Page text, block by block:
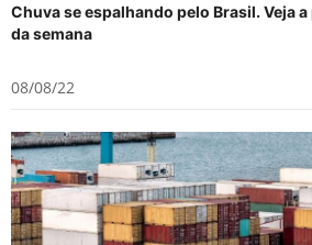
Chuva se espalhando pelo Brasil. Veja
da semana
08/08/22